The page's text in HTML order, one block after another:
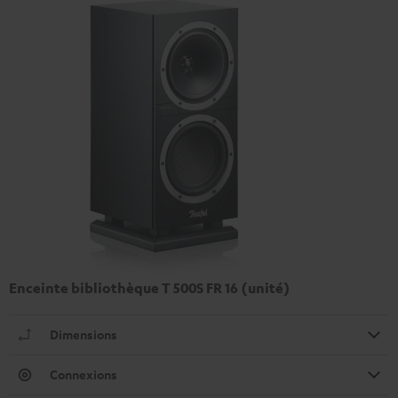
Enceinte bibliothèque T 500S FR 16 (unité)
Dimensions
Connexions